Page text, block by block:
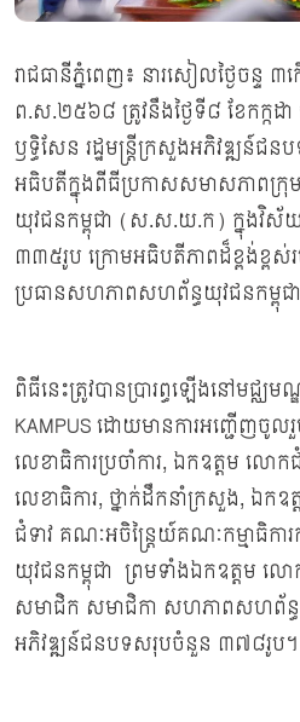
រាជធានីភ្នំពេញ៖ នារសៀលថ្ងៃចន្ទ
ព.ស.២៥៦៨ ត្រូវនឹងថ្ងៃទី៨ ខែកក្កដ
ឫទ្ធិសែន រដ្ឋមន្ត្រីក្រសួងអភិវឌ្ឍន៍ជ
អធិបតីក្នុងពីធីប្រកាសសមាសភាពក្រុ
យុវជនកម្ពុជា (ស.ស.យ.ក) ក្នុងវិស័
៣៣៥រូប ក្រោមអធិបតីភាពដ៏ខ្ពង់ខ្ព
ប្រធានសហភាពសហព័ន្ធយុវជនកម្ពុជ
ពិធីនេះត្រូវបានប្រារព្ធឡើងនៅមជ្ឈ
KAMPUS ដោយមានការអញ្ជើញចូ
លេខាធិការប្រចាំការ, ឯកឧត្តម លោកជំ
លេខាធិការ, ថ្នាក់ដឹកនាំក្រសួង, ឯក
ជំទាវ គណៈអចិន្ត្រៃយ៍គណៈកម្មាធិ
យុវជនកម្ពុជា ព្រមទាំងឯកឧត្តម
សមាជិក សមាជិកា សហភាពសហព័ន្ធ
អភិវឌ្ឍន៍ជនបទសរុបចំនួន ៣៧៨រូប។